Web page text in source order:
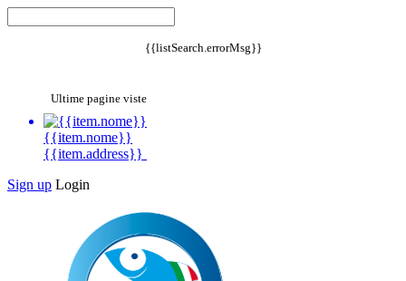
{{listSearch.errorMsg}}
Ultime pagine viste
{{item.nome}}
{{item.address}}
Sign up Login